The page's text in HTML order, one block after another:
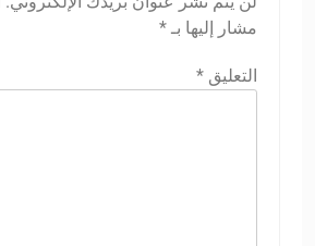
مشار إليها بـ *
التعليق *